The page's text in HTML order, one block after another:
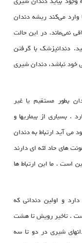
می‌کند ریشه دندان
نمی‌ماند. در این حالت
دندانپزشک با گرفتن
نباشد، دندان شیری
بطور مستقیم یا غیر
. بسیاری از بیماریها و
می آید ارتباط به دندان
های حاد لثه ای دارند
است . ما این ارتباط ها
و اولین دندانی که
. تاخیر رویش تا هشت
شیری در دو تا سه